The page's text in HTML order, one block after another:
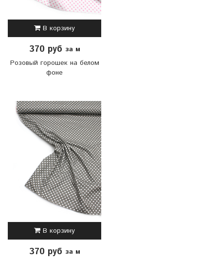
В корзину
370 руб за м
Розовый горошек на белом
фоне
В корзину
370 руб за м